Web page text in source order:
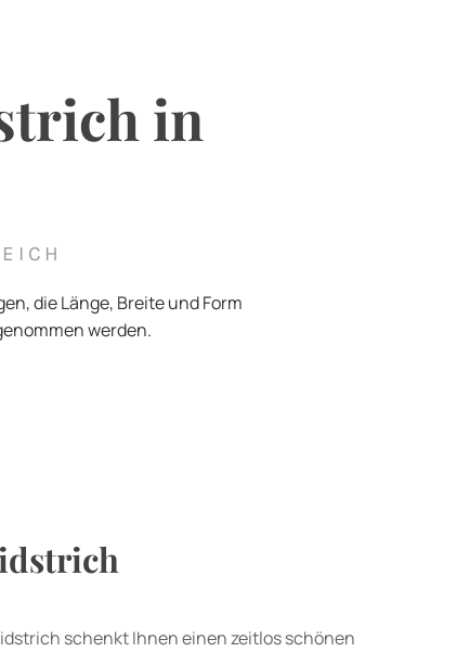
in
die Länge, Breite und Form
werden.
schenkt Ihnen einen zeitlos schönen